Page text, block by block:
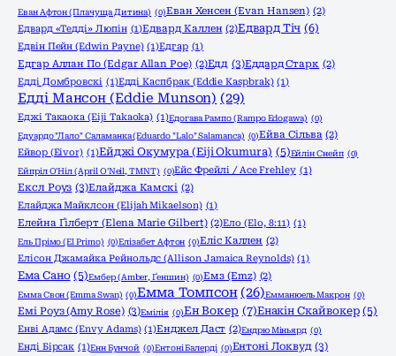
Еван Афтон (Плачуща Дитина) (0)Еван Хенсен (Evan Hansen) (2)
Едвард «Тедді» Люпін (1)Едвард Каллен (2)Едвард Тіч (6)
Едвін Пейн (Edwin Payne) (1)Едгар (1)
Едгар Аллан По (Edgar Allan Poe) (2)Едд (3)Еддард Старк (2)
Едді Домбровскі (1)Едді Каспбрак (Eddie Kaspbrak) (1)
Едді Мансон (Eddie Munson) (29)
Еджі Такаока (Eiji Takaoka) (1)Едогава Рампо (Rampo Edogawa) (0)
Едуардо "Лало" Саламанка (Eduardo "Lalo" Salamanca) (0)Ейва Сільва (2)
Ейвор (Eivor) (1)Ейджі Окумура (Eiji Okumura) (5)Ейлін Снейп (0)
Ейпріл О'Ніл (April O'Neil, TMNT) (0)Ейс Фрейлі / Ace Frehley (1)
Ексл Роуз (3)Елайджа Камскі (2)
Елайджа Майклсон (Elijah Mikaelson) (1)
Елейна Ґілберт (Elena Marie Gilbert) (2)Ело (Elo, 8:11) (1)
Ель Прімо (El Primo) (0)Елізабет Афтон (0)Еліс Каллен (2)
Елісон Джамайка Рейнольдс (Allison Jamaica Reynolds) (1)
Ема Сано (5)Ембер (Amber, Ґеншин) (0)Емз (Emz) (2)
Емма Свон (Emma Swan) (0)Емма Томпсон (26)Емманюель Макрон (0)
Емі Роуз (Amy Rose) (3)Емілія (0)Ен Вокер (7)Енакін Скайвокер (5)
Енві Адамс (Envy Adams) (1)Енджел Даст (2)Ендрю Міньярд (0)
Енді Бірсак (1)Енн Бунчой (0)Ентоні Балерді (0)Ентоні Локвуд (3)